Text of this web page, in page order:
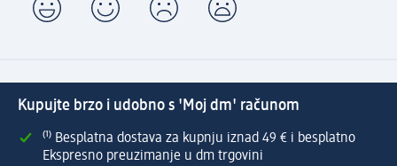
Kupujte brzo i udobno s 'Moj dm' računom
⁽¹⁾ Besplatna dostava za kupnju iznad 49 € i besplatno
Ekspresno preuzimanje u dm trgovini